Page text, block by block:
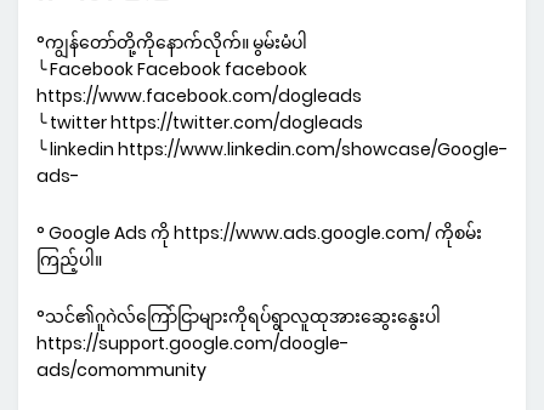
°ကျွန်တော်တို့ကိုနောက်လိုက်။ မွမ်းမံပါ
╰ Facebook Facebook facebook
https://www.facebook.com/dogleads
╰ twitter https://twitter.com/dogleads
╰ linkedin https://www.linkedin.com/showcase/Google-
ads-
° Google Ads ကို https://www.ads.google.com/ ကိုစမ်း
ကြည့်ပါ။
°သင်၏ဂူဂဲလ်ကြော်ငြာများကိုရပ်ရွာလူထုအားဆွေးနွေးပါ
https://support.google.com/doogle-
ads/comommunity